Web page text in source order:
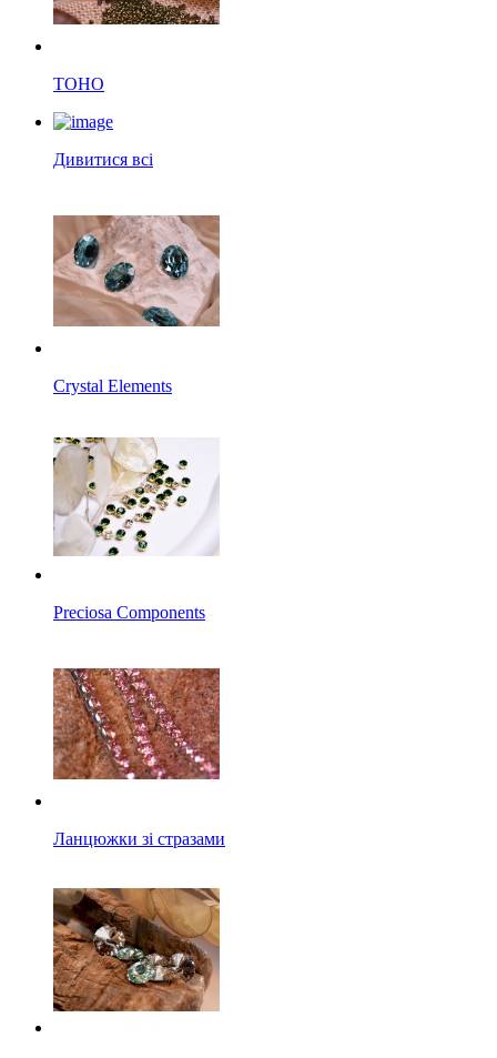
TOHO
Дивитися всі
Crystal Elements
Preciosa Components
Ланцюжки зі стразами